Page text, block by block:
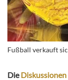
Fußball verkauft
Die